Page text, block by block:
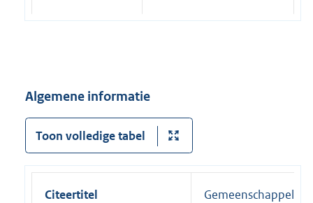
Algemene informatie
Toon volledige tabel
Citeertitel
Gemeenschappelijke